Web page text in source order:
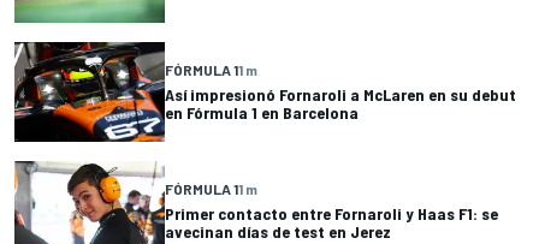
FÓRMULA 11 m
Así impresionó Fornaroli a McLaren en su debut
en Fórmula 1 en Barcelona
FÓRMULA 11 m
Primer contacto entre Fornaroli y Haas F1: se
avecinan días de test en Jerez